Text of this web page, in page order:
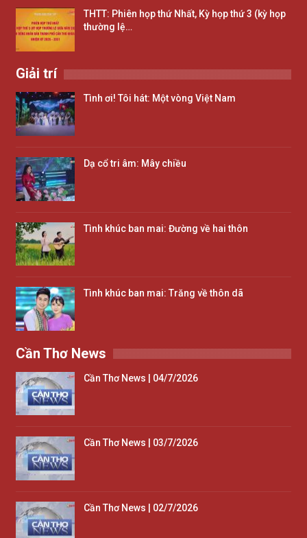
THTT: Phiên họp thứ Nhất, Kỳ họp thứ 3 (kỳ họp
thường lệ…
Giải trí
Tình ơi! Tôi hát: Một vòng Việt Nam
Dạ cổ tri âm: Mây chiều
Tình khúc ban mai: Đường về hai thôn
Tình khúc ban mai: Trăng về thôn dã
Cần Thơ News
Cần Thơ News | 04/7/2026
Cần Thơ News | 03/7/2026
Cần Thơ News | 02/7/2026